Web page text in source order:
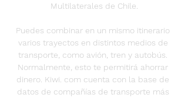
Multilaterales de Chile.
Puedes combinar en un mismo itinerario
varios trayectos en distintos medios de
transporte, como avión, tren y autobús.
Normalmente, esto te permitirá ahorrar
dinero. Kiwi. com cuenta con la base de
datos de compañías de transporte más